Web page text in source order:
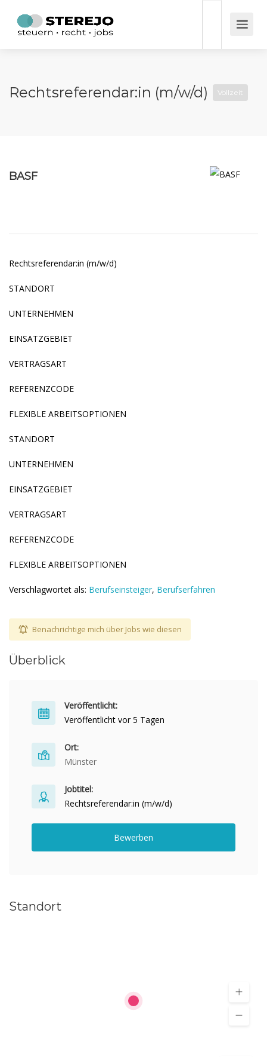
Rechtsreferendar:in (m/w/d) Vollzeit
BASF
Rechtsreferendar:in (m/w/d)
STANDORT
UNTERNEHMEN
EINSATZGEBIET
VERTRAGSART
REFERENZCODE
FLEXIBLE ARBEITSOPTIONEN
STANDORT
UNTERNEHMEN
EINSATZGEBIET
VERTRAGSART
REFERENZCODE
FLEXIBLE ARBEITSOPTIONEN
Verschlagwortet als: Berufseinsteiger, Berufserfahren
Benachrichtige mich über Jobs wie diesen
Überblick
Veröffentlicht:
Veröffentlicht vor 5 Tagen
Ort:
Münster
Jobtitel:
Rechtsreferendar:in (m/w/d)
Bewerben
Standort